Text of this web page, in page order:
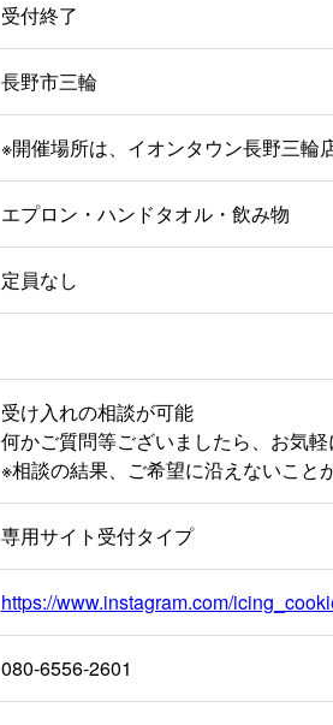
受付終了
長野市三輪
※開催場所は、イオンタウン長野三輪
エプロン・ハンドタオル・飲み物
定員なし
受け入れの相談が可能
何かご質問等ございましたら、お気軽
※相談の結果、ご希望に沿えないこと
専用サイト受付タイプ
https://www.instagram.com/
080-6556-2601